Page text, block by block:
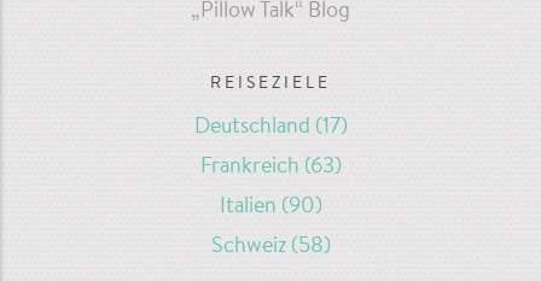
„Pillow Talk“ Blog
REISEZIELE
Deutschland (17)
Frankreich (63)
Italien (90)
Schweiz (58)